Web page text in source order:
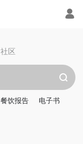
社区
餐饮报告 电子书